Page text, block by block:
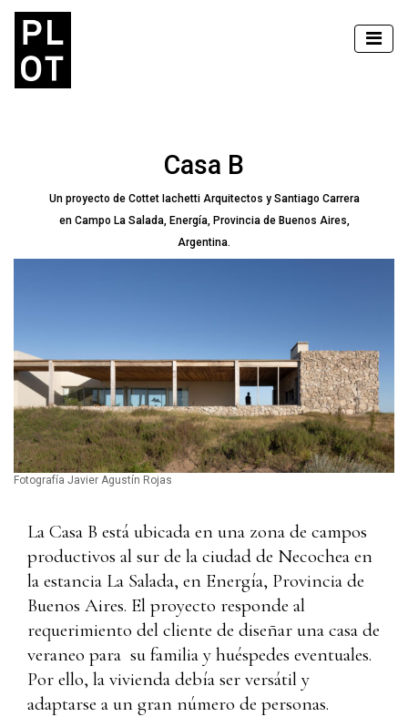
Casa B
Un proyecto de Cottet Iachetti Arquitectos y Santiago Carrera
en Campo La Salada, Energía, Provincia de Buenos Aires,
Argentina.
Fotografía Javier Agustín Rojas
La Casa B está ubicada en una zona de campos
productivos al sur de la ciudad de Necochea en
la estancia La Salada, en Energía, Provincia de
Buenos Aires. El proyecto responde al
requerimiento del cliente de diseñar una casa de
veraneo para su familia y huéspedes eventuales.
Por ello, la vivienda debía ser versátil y
adaptarse a un gran número de personas.